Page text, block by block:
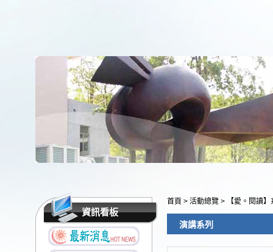
資訊看板
首頁 > 活動總覽 > 【愛。閱讀
演講系列